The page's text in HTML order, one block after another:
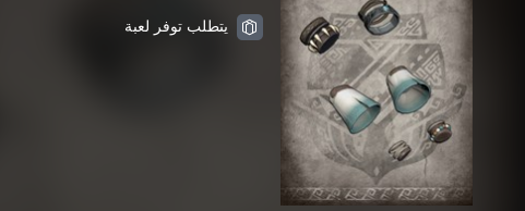
يتطلب توفر لعبة